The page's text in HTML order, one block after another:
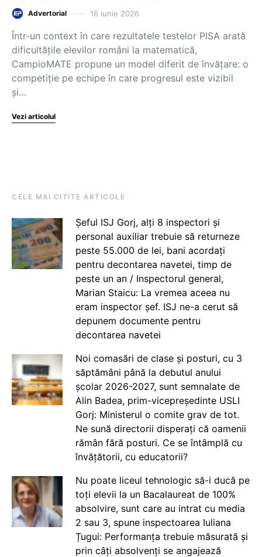
Advertorial 16 iunie 2026
Într-un context în care rezultatele testelor PISA arată
dificultățile elevilor români la matematică,
CampioMATE propune un model diferit de învățare: o
competiție pe echipe în care progresul este vizibil
și…
Vezi articolul
CELE MAI CITITE ARTICOLE
Șeful ISJ Gorj, alți 8 inspectori și
personal auxiliar trebuie să returneze
peste 55.000 de lei, bani acordați
pentru decontarea navetei, timp de
peste un an / Inspectorul general,
Marian Staicu: La vremea aceea nu
eram inspector șef. ISJ ne-a cerut să
depunem documente pentru
decontarea navetei
Noi comasări de clase și posturi, cu 3
săptămâni până la debutul anului
școlar 2026-2027, sunt semnalate de
Alin Badea, prim-vicepreședinte USLI
Gorj: Ministerul o comite grav de tot.
Ne sună directorii disperați că oamenii
rămân fără posturi. Ce se întâmplă cu
învățătorii, cu educatorii?
Nu poate liceul tehnologic să-i ducă pe
toți elevii la un Bacalaureat de 100%
absolvire, sunt care au intrat cu media
2 sau 3, spune inspectoarea Iuliana
Țugui: Performanța trebuie măsurată și
prin câți absolvenți se angajează